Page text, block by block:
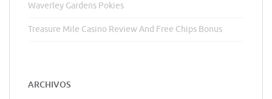
Waverley Gardens Pokies
Treasure Mile Casino Review And Free Chips Bonus
ARCHIVOS